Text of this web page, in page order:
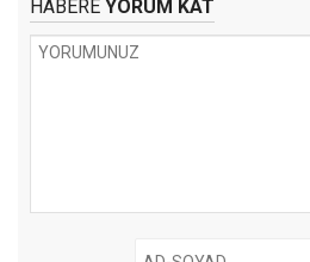
HABERE YORUM KAT